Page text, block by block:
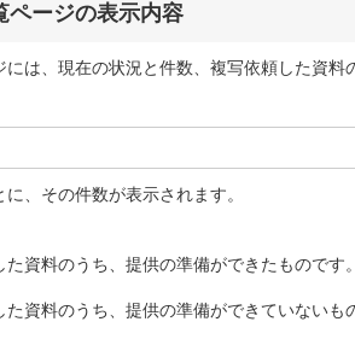
ページの表示内容
は、現在の状況と件数、複写依頼した資料
、その件数が表示されます。
資料のうち、提供の準備ができたものです。
資料のうち、提供の準備ができていないも